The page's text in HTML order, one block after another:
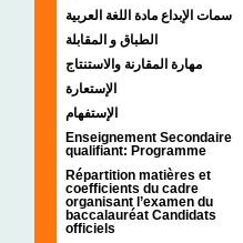
سمات الإبداع مادة اللغة العربية
الطباق و المقابلة
مهارة المقارنة والاستنتاج
الإستعارة
الإستفهام
Enseignement Secondaire
qualifiant: Programme
Répartition matières et
coefficients du cadre
organisant l’examen du
baccalauréat Candidats
officiels